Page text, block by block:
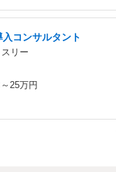
コンサルタント
リー
25万円